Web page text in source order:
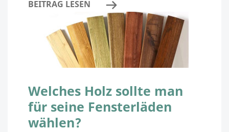
BEITRAG LESEN
Welches Holz sollte man
für seine Fensterläden
wählen?